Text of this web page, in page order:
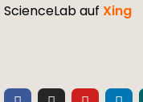
ScienceLab auf Xing